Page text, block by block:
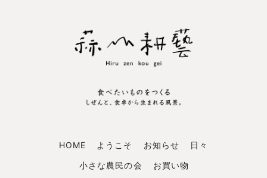
HOME ようこそ お知らせ
日々
小さな農民の会
お買い物